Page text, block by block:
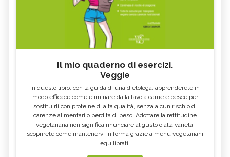
Il mio quaderno di esercizi.
Veggie
In questo libro, con la guida di una dietologa, apprenderete in
modo efficace come eliminare dalla tavola carne e pesce per
sostituirli con proteine di alta qualità, senza alcun rischio di
carenze alimentari o perdita di peso. Adottare la rettitudine
vegetariana non significa rinunciare al gusto o alla varietà:
scoprirete come mantenervi in forma grazie a menu vegetariani
equilibrati!